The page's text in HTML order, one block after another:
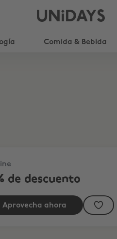
UNiDAYS
Comida & Bebida
de descuento
Aprovecha ahora